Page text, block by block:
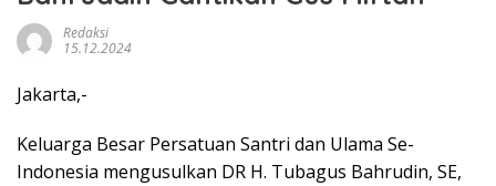
Redaksi
15.12.2024
Jakarta,-
Keluarga Besar Persatuan Santri dan Ulama Se-
Indonesia mengusulkan DR H. Tubagus Bahrudin, SE,